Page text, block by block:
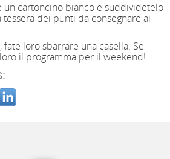
un cartoncino bianco e suddividetelo
dei punti da consegnare ai
loro sbarrare una casella. Se
il programma per il weekend!